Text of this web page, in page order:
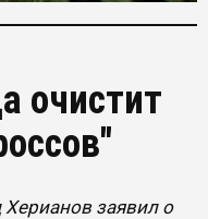
очистит
заявил о